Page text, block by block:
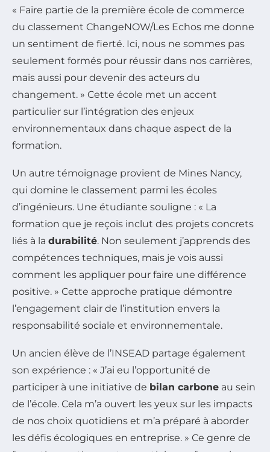
« Faire partie de la première école de commerce
du classement ChangeNOW/Les Echos me donne
un sentiment de fierté. Ici, nous ne sommes pas
seulement formés pour réussir dans nos carrières,
mais aussi pour devenir des acteurs du
changement. » Cette école met un accent
particulier sur l’intégration des enjeux
environnementaux dans chaque aspect de la
formation.
Un autre témoignage provient de Mines Nancy,
qui domine le classement parmi les écoles
d’ingénieurs. Une étudiante souligne : « La
formation que je reçois inclut des projets concrets
liés à la durabilité. Non seulement j’apprends des
compétences techniques, mais je vois aussi
comment les appliquer pour faire une différence
positive. » Cette approche pratique démontre
l’engagement clair de l’institution envers la
responsabilité sociale et environnementale.
Un ancien élève de l’INSEAD partage également
son expérience : « J’ai eu l’opportunité de
participer à une initiative de bilan carbone au sein
de l’école. Cela m’a ouvert les yeux sur les impacts
de nos choix quotidiens et m’a préparé à aborder
les défis écologiques en entreprise. » Ce genre de